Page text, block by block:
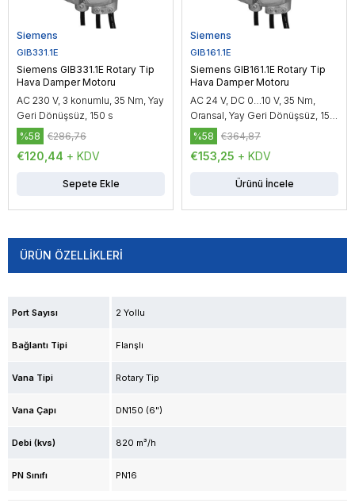
Siemens
GIB331.1E
Siemens GIB331.1E Rotary Tip
Hava Damper Motoru
AC 230 V, 3 konumlu, 35 Nm, Yay
Geri Dönüşsüz, 150 s
€120,44 + KDV
%58 €286,76
Sepete Ekle
Siemens
GIB161.1E
Siemens GIB161.1E Rotary Tip
Hava Damper Motoru
AC 24 V, DC 0…10 V, 35 Nm,
Oransal, Yay Geri Dönüşsüz, 150
s
€153,25 + KDV
%58 €364,87
Ürünü İncele
ÜRÜN ÖZELLIKLERI
Port Sayısı 2 Yollu
Bağlantı Tipi Flanşlı
Vana Tipi Rotary Tip
Vana Çapı DN150 (6")
Debi (kvs) 820 m³/h
PN Sınıfı PN16